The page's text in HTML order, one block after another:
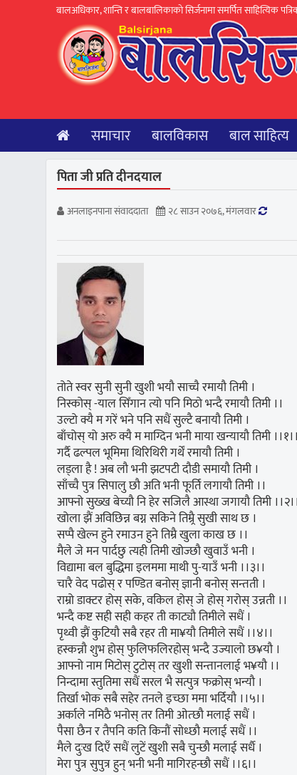
बालअधिकार, शान्ति र बालबालिकाकाे सिर्जनामा समर्पित साहित्यिक
समाचार बालविकास बाल साहित्य
पिता जी प्रति दीनदयाल
अनलाइनपाना संवाददाता २८ साउन २०७६, मंगलवार
तोते स्वर सुनी सुनी खुशी भयौ साच्चै रमायौ तिमी ।
निस्कोस् -याल सिँगान त्यो पनि मिठो भन्दै रमायौ तिमी ।।
उल्टो क्यै म गरें भने पनि सधैं सुल्टै बनायौ तिमी ।
बाँचोस् यो अरु क्यै म माग्दिन भनी माया खन्यायौ तिमी ।।१।।
गर्दै ढल्पल भूमिमा थिरिथिरी गर्थें रमायौ तिमी ।
लड्ला है ! अब लौ भनी झटपटी दौडी समायौ तिमी ।
साँच्चै पुत्र सिपालु छौ अति भनी फूर्ति लगायौ तिमी ।।
आफ्नो सुख्ख बेच्यौ नि हेर सजिलै आस्था जगायौ तिमी ।।२।।
खोला झैं अविछिन्न बग्न सकिने तिम्र्रै सुखी साथ छ ।
सप्पै खेल्न हुने रमाउन हुने तिम्रै खुला काख छ ।।
मैले जे मन पार्दछु त्यही तिमी खोज्छौ खुवाउँ भनी ।
विद्यामा बल बुद्धिमा इलममा माथी पु-याउँ भनी ।।३।।
चारै वेद पढोस् र पण्डित बनोस् ज्ञानी बनोस् सन्तती ।
राम्रो डाक्टर होस् सके, वकिल होस् जे होस् गरोस् उन्नती ।।
भन्दै कष्ट सही सही कहर ती काट्यौ तिमीले सधैं ।
पृथ्वी झैं कुटियौ सबै रहर ती मा¥यौ तिमीले सधैं ।।४।।
हस्कन्नौ शुभ होस् फुलिफलिरहोस् भन्दै उज्यालो छ¥यौ ।
आफ्नो नाम मिटोस् टुटोस् तर खुशी सन्तानलाई भ¥यौ ।।
निन्दामा स्तुतिमा सधैं सरल भै सत्पुत्र फक्रोस् भन्यौ ।
तिर्खा भोक सबै सहेर तनले इच्छा ममा भर्दियौ ।।५।।
अर्काले नमिठै भनोस् तर तिमी ओत्छौ मलाई सधैं ।
पैसा छैन र तैपनि कति किनौं सोध्छौ मलाई सधैं ।।
मैले दुःख दिएँ सधैं लुटें खुशी सबै चुन्छौ मलाई सर्धै ।
मेरा पुत्र सुपुत्र हुन् भनी भनी मागिरहन्छौ सधैं ।।६।।